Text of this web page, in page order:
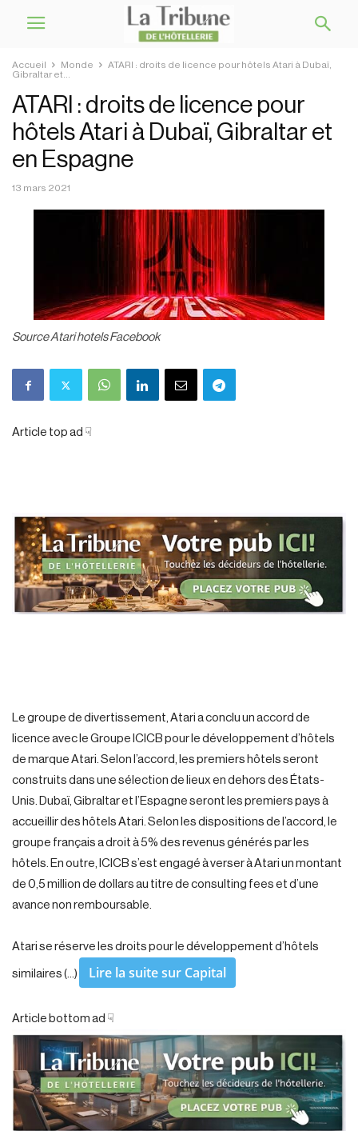
Accueil Monde
ATARI : droits de licence pour hôtels Atari à Dubaï,
Gibraltar et...
ATARI : droits de licence pour
hôtels Atari à Dubaï, Gibraltar et
en Espagne
13 mars 2021
Source Atari hotels Facebook
Article top ad ☟
Le groupe de divertissement, Atari a conclu un accord de
licence avec le Groupe ICICB pour le développement d’hôtels
de marque Atari. Selon l’accord, les premiers hôtels seront
construits dans une sélection de lieux en dehors des États-
Unis. Dubaï, Gibraltar et l’Espagne seront les premiers pays à
accueillir des hôtels Atari. Selon les dispositions de l’accord, le
groupe français a droit à 5% des revenus générés par les
hôtels. En outre, ICICB s’est engagé à verser à Atari un montant
de 0,5 million de dollars au titre de consulting fees et d’une
avance non remboursable.
Atari se réserve les droits pour le développement d’hôtels
similaires (…) Lire la suite sur Capital
Article bottom ad ☟